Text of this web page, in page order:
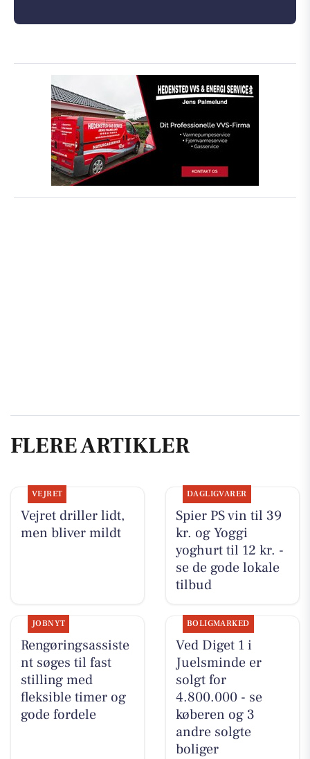
FLERE ARTIKLER
VEJRET
Vejret driller lidt,
men bliver mildt
DAGLIGVARER
Spier PS vin til 39
kr. og Yoggi
yoghurt til 12 kr. -
se de gode lokale
tilbud
JOBNYT
Rengøringsassiste
nt søges til fast
stilling med
fleksible timer og
gode fordele
BOLIGMARKED
Ved Diget 1 i
Juelsminde er
solgt for
4.800.000 - se
køberen og 3
andre solgte
boliger